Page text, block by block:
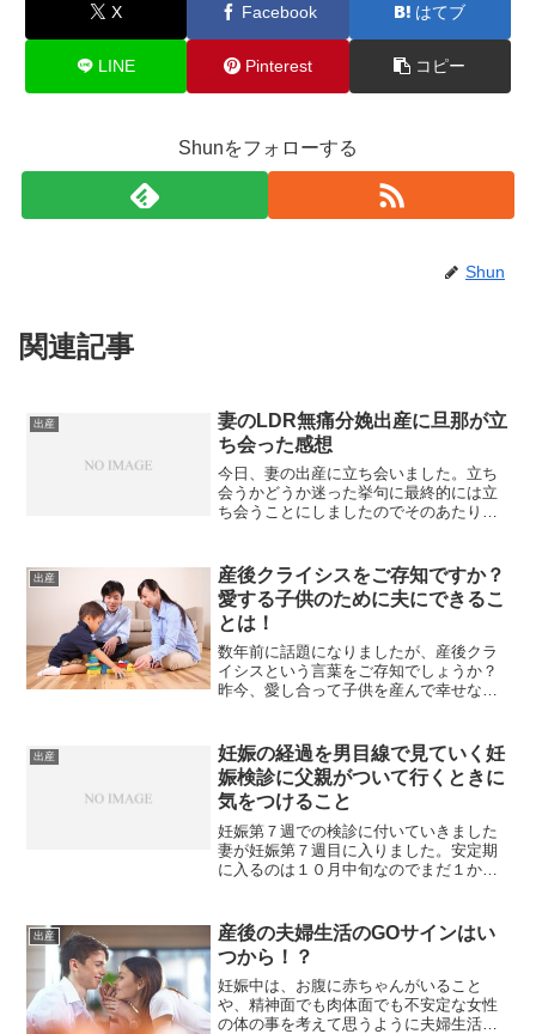
X Facebook はてブ
LINE Pinterest コピー
Shunをフォローする
Shun
関連記事
出産
妻のLDR無痛分娩出産に旦那が立
ち会った感想
今日、妻の出産に立ち会いました。立ち
会うかどうか迷った挙句に最終的には立
ち会うことにしましたのでそのあたりの
か迷った理由として、奥さんが苦しんで
いる様子を見ていられない...
出産
産後クライシスをご存知ですか？
愛する子供のために夫にできるこ
とは！
数年前に話題になりましたが、産後クラ
イシスという言葉をご存知でしょうか？
昨今、愛し合って子供を産んで幸せなは
スとは、産後に様々なことが要因とな
り、夫婦関係が急激に悪化し...
出産
妊娠の経過を男目線で見ていく妊
娠検診に父親がついて行くときに
気をつけること
妊娠第７週での検診に付いていきました
妻が妊娠第７週目に入りました。安定期
に入るのは１０月中旬なのでまだ１か月
予定日なので遅くともその６週間前から
産休に入ること、年休をプ...
出産
産後の夫婦生活のGOサインはい
つから！？
妊娠中は、お腹に赤ちゃんがいること
や、精神面でも肉体面でも不安定な女性
の体の事を考えて思うように夫婦生活を